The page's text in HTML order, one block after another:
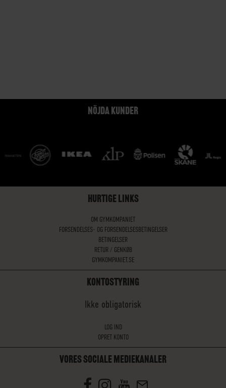
NÖJDA KUNDER
HURTIGE LINKS
OM GYMKOMPANIET
FORSENDELSES- OG FORSENDELSESBETINGELSER
BETINGELSER
RETUR / GENKØB
GYMKOMPANIET.SE
KONTOSTYRING
Ikke obligatorisk
LOG IND
OPRET KONTO
VORES SOCIALE MEDIEKANALER